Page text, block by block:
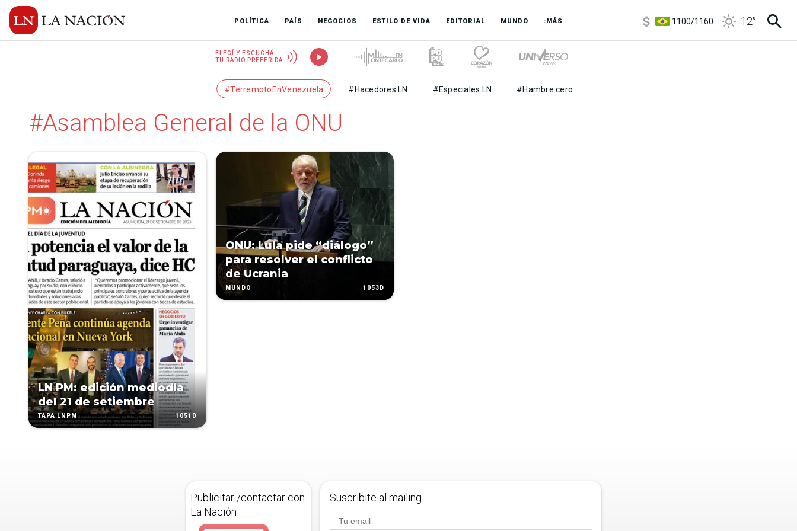
POLÍTICA PAÍS NEGOCIOS ESTILO DE VIDA EDITORIAL MUNDO :MÁS
1100/1160
12°
ELEGÍ Y ESCUCHÁ
TU RADIO PREFERIDA
#TerremotoEnVenezuela #Hacedores LN #Especiales LN #Hambre cero
#Asamblea General de la ONU
LN PM: edición mediodía
del 21 de setiembre
TAPA LNPM 1051D
ONU: Lula pide “diálogo”
para resolver el conflicto
de Ucrania
MUNDO 1053D
Publicitar /contactar con
La Nación
Suscribite al mailing.